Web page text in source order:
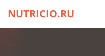
NUTRICIO.RU